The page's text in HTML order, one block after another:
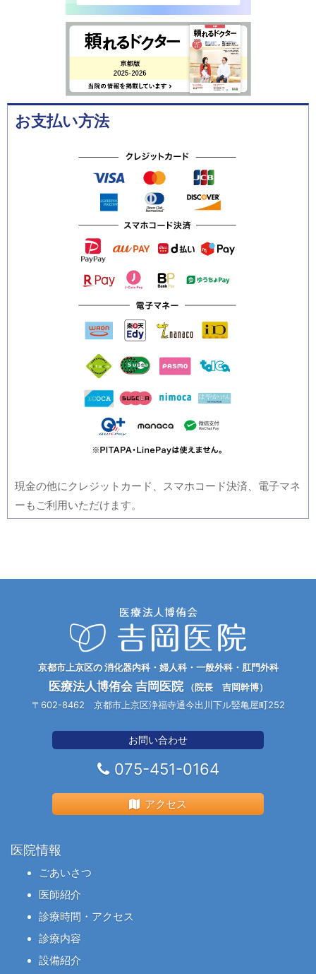
お支払い方法
現金の他にクレジットカード、スマホコード決済、電子マネ
ーもご利用いただけます。
京都市上京区の 消化器内科・婦人科・一般外科・肛門外科
医療法人博侑会 吉岡医院（院長 吉岡幹博）
〒602-8462 京都市上京区浄福寺通今出川下ル竪亀屋町252
お問い合わせ
075-451-0164
アクセス
医院情報
ごあいさつ
医師紹介
診療時間・アクセス
診療内容
設備紹介